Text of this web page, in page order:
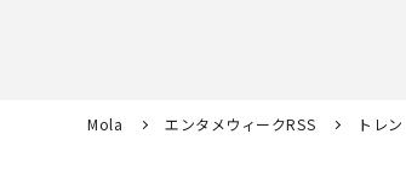
Mola エンタメウィークRSS トレ